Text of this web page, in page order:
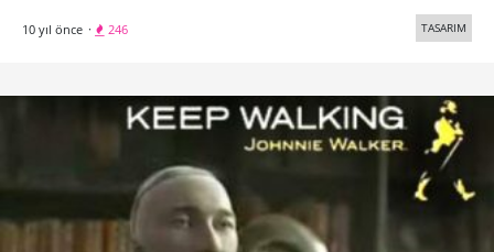
10 yıl önce · 246 TASARIM